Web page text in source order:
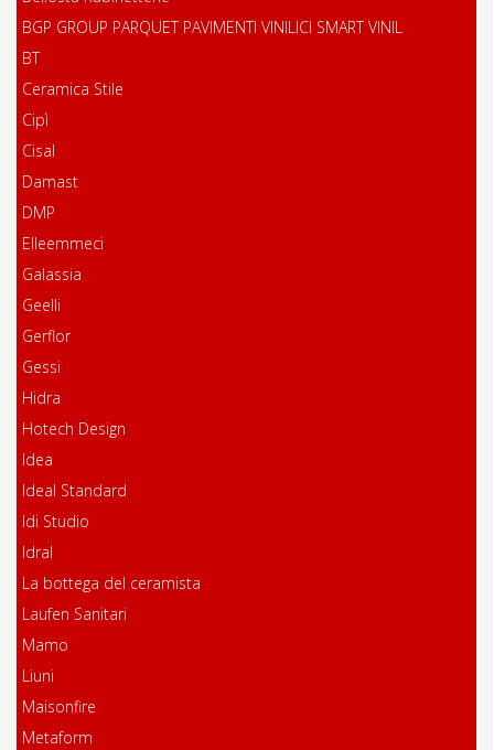
BGP GROUP PARQUET PAVIMENTI VINILICI SMART VINIL
BT
Ceramica Stile
Cipì
Cisal
Damast
DMP
Elleemmeci
Galassia
Geelli
Gerflor
Gessi
Hidra
Hotech Design
Idea
Ideal Standard
Idi Studio
Idral
La bottega del ceramista
Laufen Sanitari
Mamo
Liuni
Maisonfire
Metaform